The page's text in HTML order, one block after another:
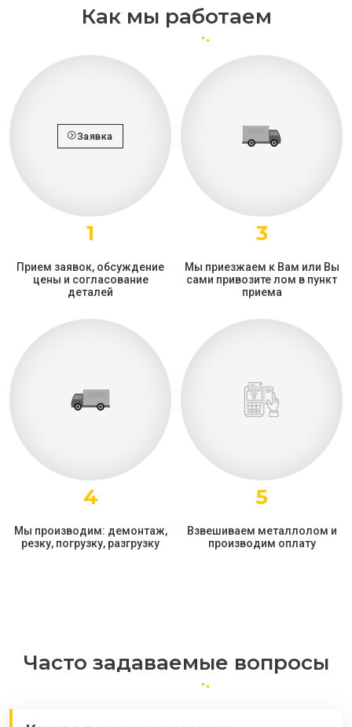
Как мы работаем
Заявка
1
Прием заявок, обсуждение
цены и согласование
деталей
3
Мы приезжаем к Вам или Вы
сами привозите лом в пункт
приема
4
Мы производим: демонтаж,
резку, погрузку, разгрузку
5
Взвешиваем металлолом и
производим оплату
Часто задаваемые вопросы